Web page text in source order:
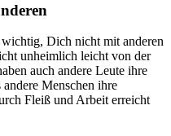
wichtig, Dich nicht mit anderen
unheimlich leicht von der
auch andere Leute ihre
Menschen ihre
Fleiß und Arbeit erreicht